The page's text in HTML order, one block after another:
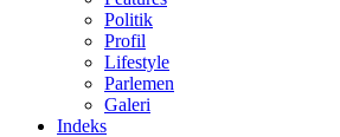
Politik
Profil
Lifestyle
Parlemen
Galeri
Indeks